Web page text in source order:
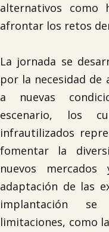
alternativos como
afrontar los retos
La jornada se
por la necesidad
a nuevas
escenario, los
infrautilizados
fomentar la
nuevos
adaptación de las
implantación
limitaciones, como